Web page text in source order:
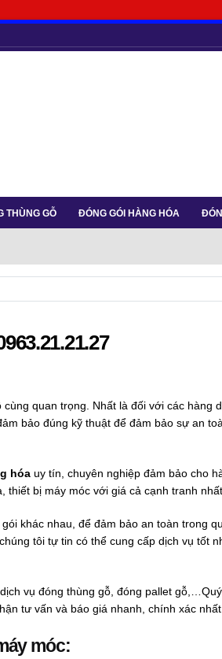
THÙNG GỖ ĐÓNG GÓI HÀNG HÓA
cùng quan trọng. Nhất là đối với các hàng
bảo đúng kỹ thuật để đảm bảo sự an
hóa uy tín, chuyên nghiệp đảm bảo cho
bị máy móc với giá cả cạnh tranh
khác nhau, để đảm bảo an toàn trong
tôi tự tin có thể cung cấp dịch vụ tốt
vụ đóng thùng gỗ, đóng pallet
tư vấn và báo giá nhanh, chính xác nhất.
móc: